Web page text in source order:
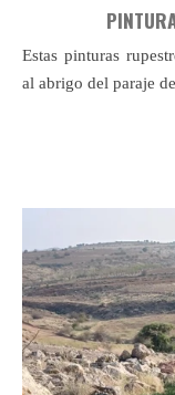
Estas pinturas
al abrigo del paraje